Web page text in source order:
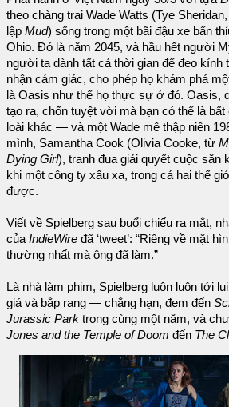
theo chàng trai Wade Watts (Tye
lập Mud) sống trong một bãi đậu xe bẩn
Ohio. Đó là năm 2045, và hầu hết người
người ta dành tất cả thời gian để đeo kính
nhận cảm giác, cho phép họ khám phá
là Oasis như thể họ thực sự ở đó. Oasis,
tạo ra, chốn tuyệt vời mà bạn có thể là
loài khác — và một Wade mê thập niên
mình, Samantha Cook (Olivia Cooke, từ
Dying Girl), tranh đua giải quyết cuộc săn
khi một công ty xấu xa, trong cả hai thế
được.
Viết về Spielberg sau buổi chiếu ra mắt,
củaIndieWire đã ‘tweet’: “Riêng về mặt
thường nhất mà ông đã làm.”
Là nhà làm phim, Spielberg luôn luôn tới
giá và bắp rang — chẳng hạn, đem đến
Jurassic Park trong cùng một năm, và
Jones and the Temple of Doom đến The